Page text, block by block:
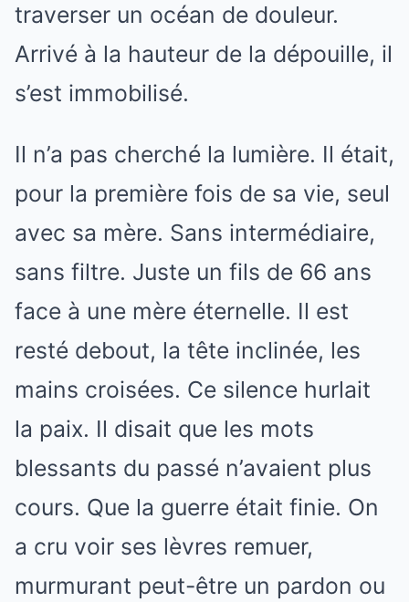
traverser un océan de douleur.
Arrivé à la hauteur de la dépouille, il
s’est immobilisé.
Il n’a pas cherché la lumière. Il était,
pour la première fois de sa vie, seul
avec sa mère. Sans intermédiaire,
sans filtre. Juste un fils de 66 ans
face à une mère éternelle. Il est
resté debout, la tête inclinée, les
mains croisées. Ce silence hurlait
la paix. Il disait que les mots
blessants du passé n’avaient plus
cours. Que la guerre était finie. On
a cru voir ses lèvres remuer,
murmurant peut-être un pardon ou